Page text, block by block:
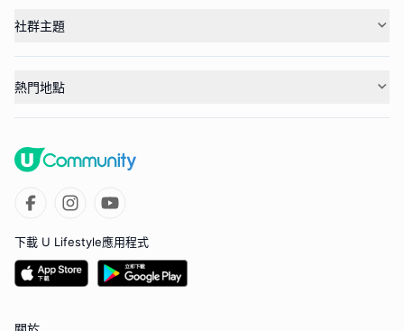
社群主題
熱門地點
下載 U Lifestyle應用程式